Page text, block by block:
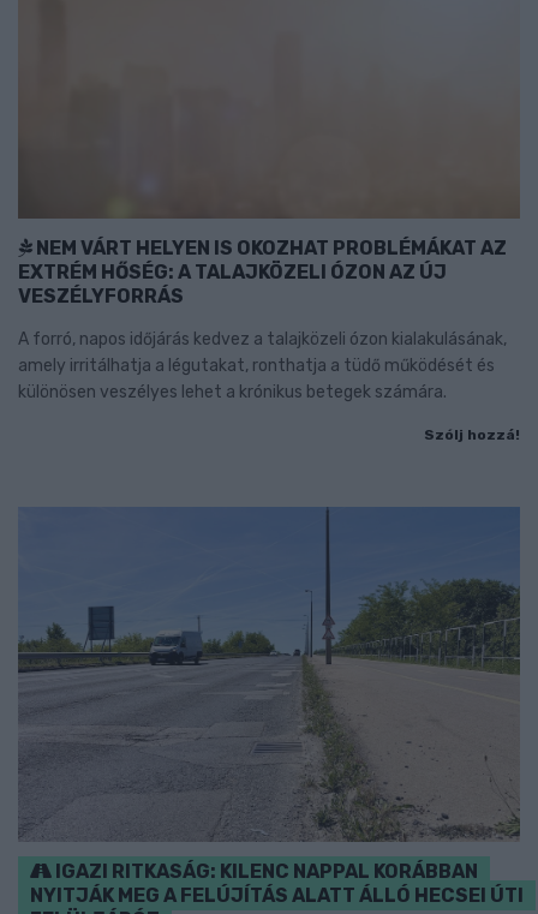
NEM VÁRT HELYEN IS OKOZHAT PROBLÉMÁKAT AZ
EXTRÉM HŐSÉG: A TALAJKÖZELI ÓZON AZ ÚJ
VESZÉLYFORRÁS
A forró, napos időjárás kedvez a talajközeli ózon kialakulásának,
amely irritálhatja a légutakat, ronthatja a tüdő működését és
különösen veszélyes lehet a krónikus betegek számára.
Szólj hozzá!
IGAZI RITKASÁG: KILENC NAPPAL KORÁBBAN
NYITJÁK MEG A FELÚJÍTÁS ALATT ÁLLÓ HECSEI ÚTI